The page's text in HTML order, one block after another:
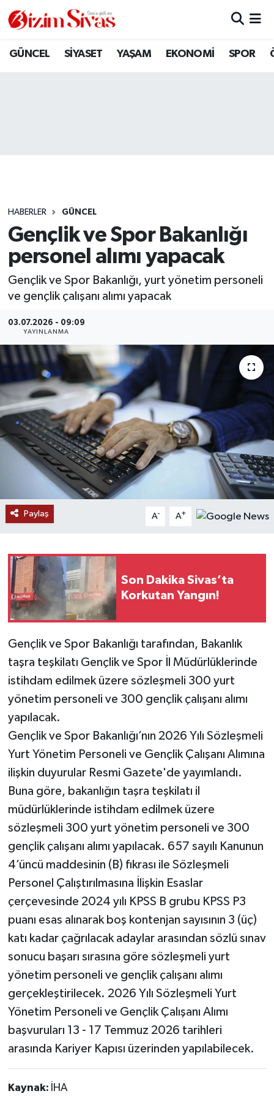
GÜNCEL SİYASET YAŞAM EKONOMİ SPOR
HABERLER GÜNCEL
Gençlik ve Spor Bakanlığı
personel alımı yapacak
Gençlik ve Spor Bakanlığı, yurt yönetim personeli
ve gençlik çalışanı alımı yapacak
03.07.2026 - 09:09
YAYINLANMA
Paylaş A- A+
Son Dakika Sivas’ta
Korkutan Yangın!
Gençlik ve Spor Bakanlığı tarafından, Bakanlık
taşra teşkilatı Gençlik ve Spor İl Müdürlüklerinde
istihdam edilmek üzere sözleşmeli 300 yurt
yönetim personeli ve 300 gençlik çalışanı alımı
yapılacak.
Gençlik ve Spor Bakanlığı’nın 2026 Yılı Sözleşmeli
Yurt Yönetim Personeli ve Gençlik Çalışanı Alımına
ilişkin duyurular Resmi Gazete'de yayımlandı.
Buna göre, bakanlığın taşra teşkilatı il
müdürlüklerinde istihdam edilmek üzere
sözleşmeli 300 yurt yönetim personeli ve 300
gençlik çalışanı alımı yapılacak. 657 sayılı Kanunun
4’üncü maddesinin (B) fıkrası ile Sözleşmeli
Personel Çalıştırılmasına İlişkin Esaslar
çerçevesinde 2024 yılı KPSS B grubu KPSS P3
puanı esas alınarak boş kontenjan sayısının 3 (üç)
katı kadar çağrılacak adaylar arasından sözlü sınav
sonucu başarı sırasına göre sözleşmeli yurt
yönetim personeli ve gençlik çalışanı alımı
gerçekleştirilecek. 2026 Yılı Sözleşmeli Yurt
Yönetim Personeli ve Gençlik Çalışanı Alımı
başvuruları 13 - 17 Temmuz 2026 tarihleri
arasında Kariyer Kapısı üzerinden yapılabilecek.
Kaynak: İHA
ARAMIZDAN AYRILANLAR
GÜNCEL
KÜLTÜR
MAGAZİN
ÖZEL HABER
RESMİ İLANLAR
SAĞLIK
SİYASET
SOSYAL YARDIMLAR
SPONSORLU YAZI
SPOR
YAŞAM
Sivas Nöbetçi Eczaneler
Son Dakika Haberleri
Haber Arşivi